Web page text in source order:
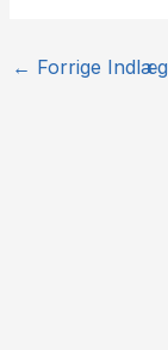
← Forrige Indlæg